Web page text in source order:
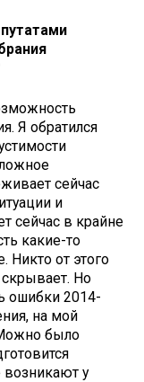
Я обратился
сейчас
и
сейчас в крайне
какие-то
Никто от этого
скрывает. Но
ошибки 2014-
на мой
было
возникают у